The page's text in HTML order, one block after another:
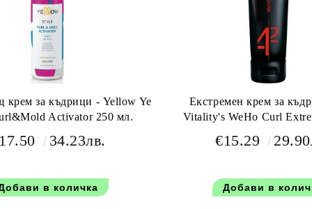
крем за къдрици - Yellow Ye
Activator 250 мл.
34.23лв.
Екстремен крем за
Vitality's WeHo Curl
€15.29